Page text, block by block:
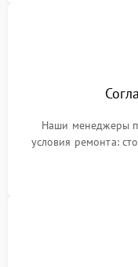
Наши менеджеры
условия ремонта: